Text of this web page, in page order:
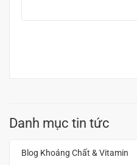
Danh mục tin tức
Blog Khoáng Chất & Vitamin